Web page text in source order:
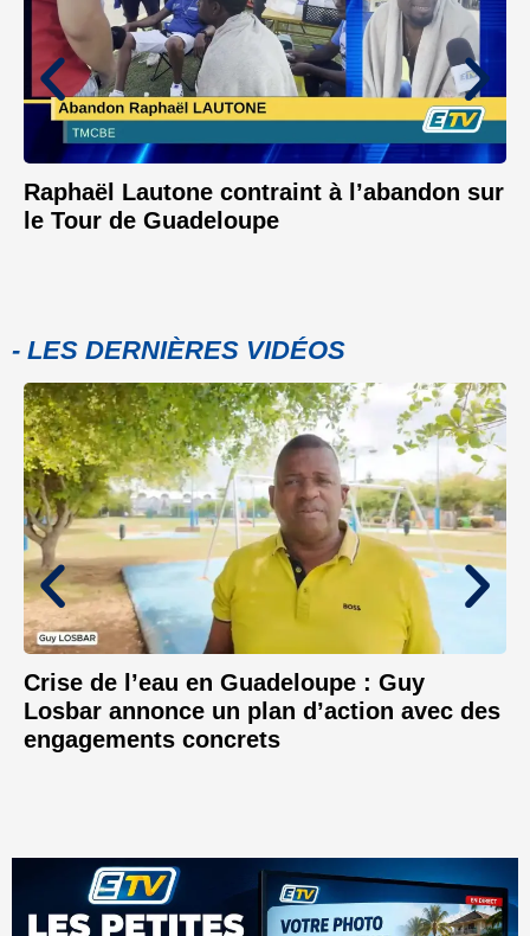
Raphaël Lautone contraint à l’abandon sur
le Tour de Guadeloupe
- LES DERNIÈRES VIDÉOS
Crise de l’eau en Guadeloupe : Guy
Losbar annonce un plan d’action avec des
engagements concrets